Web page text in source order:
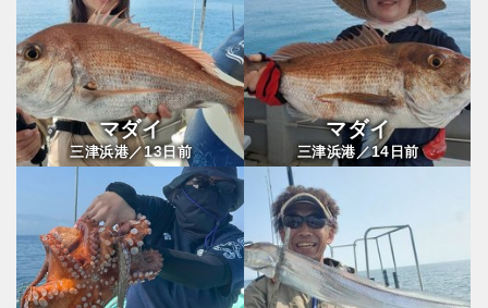
マダイ
三津浜港／13日前
マダイ
三津浜港／14 日前